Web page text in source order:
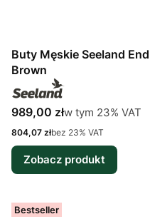
Buty Męskie Seeland
Brown
Cena brutto
989,00 złw tym %s VAT
w tym 23% VAT
Cena netto
804,07 złbez 23% VAT
Zobacz produkt
Bestseller